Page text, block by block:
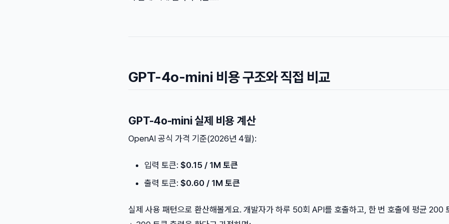
GPT-4o-mini 비용 구조와 직접 비교
GPT-4o-mini 실제 비용 계산
OpenAI 공식 가격 기준(2026년 4월):
입력 토큰: $0.15 / 1M 토큰
출력 토큰: $0.60 / 1M 토큰
실제 사용 패턴으로 환산해볼게요. 개발자가 하루 50회 API를 호출하고, 한 번 호출에 평균 200